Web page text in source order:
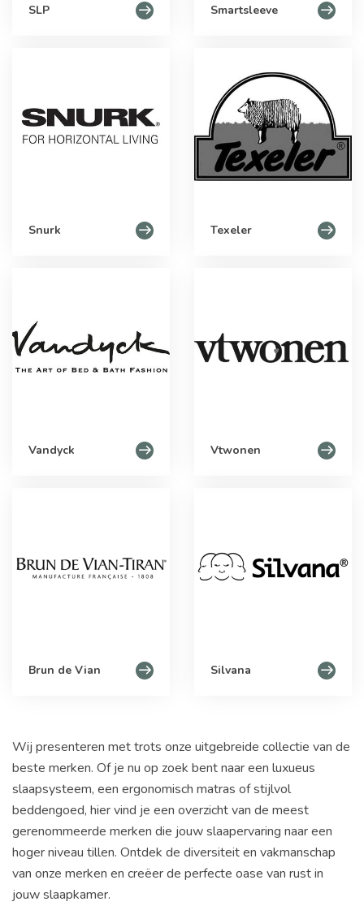
SLP Smartsleeve
Snurk Texeler
Vandyck Vtwonen
Brun de Vian Silvana
Wij presenteren met trots onze uitgebreide collectie van de
beste merken. Of je nu op zoek bent naar een luxueus
slaapsysteem, een ergonomisch matras of stijlvol
beddengoed, hier vind je een overzicht van de meest
gerenommeerde merken die jouw slaapervaring naar een
hoger niveau tillen. Ontdek de diversiteit en vakmanschap
van onze merken en creëer de perfecte oase van rust in
jouw slaapkamer.